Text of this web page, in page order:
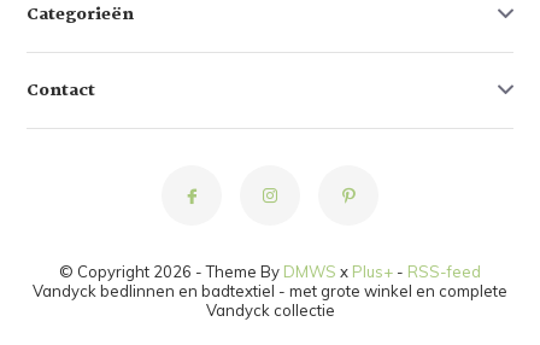
Categorieën
Contact
© Copyright 2026 - Theme By DMWS x Plus+ - RSS-feed
Vandyck bedlinnen en badtextiel - met grote winkel en complete
Vandyck collectie